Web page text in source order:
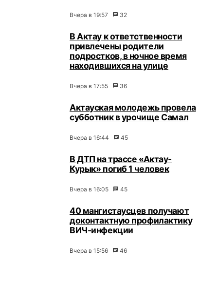
Вчера в 19:57 32
В Актау к ответственности
привлечены родители
подростков, в ночное время
находившихся на улице
Вчера в 17:55 36
Актауская молодежь провела
субботник в урочище Самал
Вчера в 16:44 45
В ДТП на трассе «Актау-
Курык» погиб 1 человек
Вчера в 16:05 45
40 мангистаусцев получают
доконтактную профилактику
ВИЧ-инфекции
Вчера в 15:56 46